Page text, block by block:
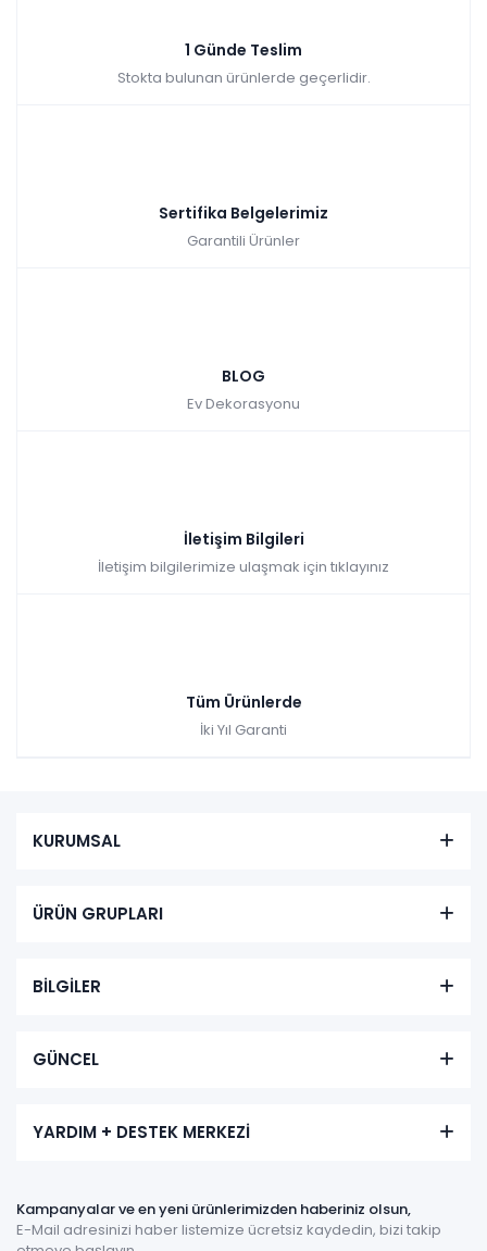
1 Günde Teslim
Stokta bulunan ürünlerde geçerlidir.
Sertifika Belgelerimiz
Garantili Ürünler
BLOG
Ev Dekorasyonu
İletişim Bilgileri
İletişim bilgilerimize ulaşmak için tıklayınız
Tüm Ürünlerde
İki Yıl Garanti
KURUMSAL
ÜRÜN GRUPLARI
BİLGİLER
GÜNCEL
YARDIM + DESTEK MERKEZİ
Kampanyalar ve en yeni ürünlerimizden haberiniz olsun,
E-Mail adresinizi haber listemize ücretsiz kaydedin, bizi takip